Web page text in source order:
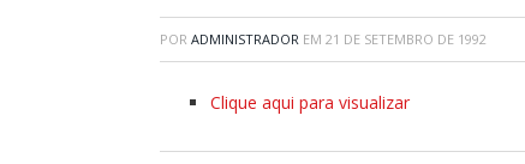
POR ADMINISTRADOR EM 21 DE SETEMBRO DE 1992
Clique aqui para visualizar